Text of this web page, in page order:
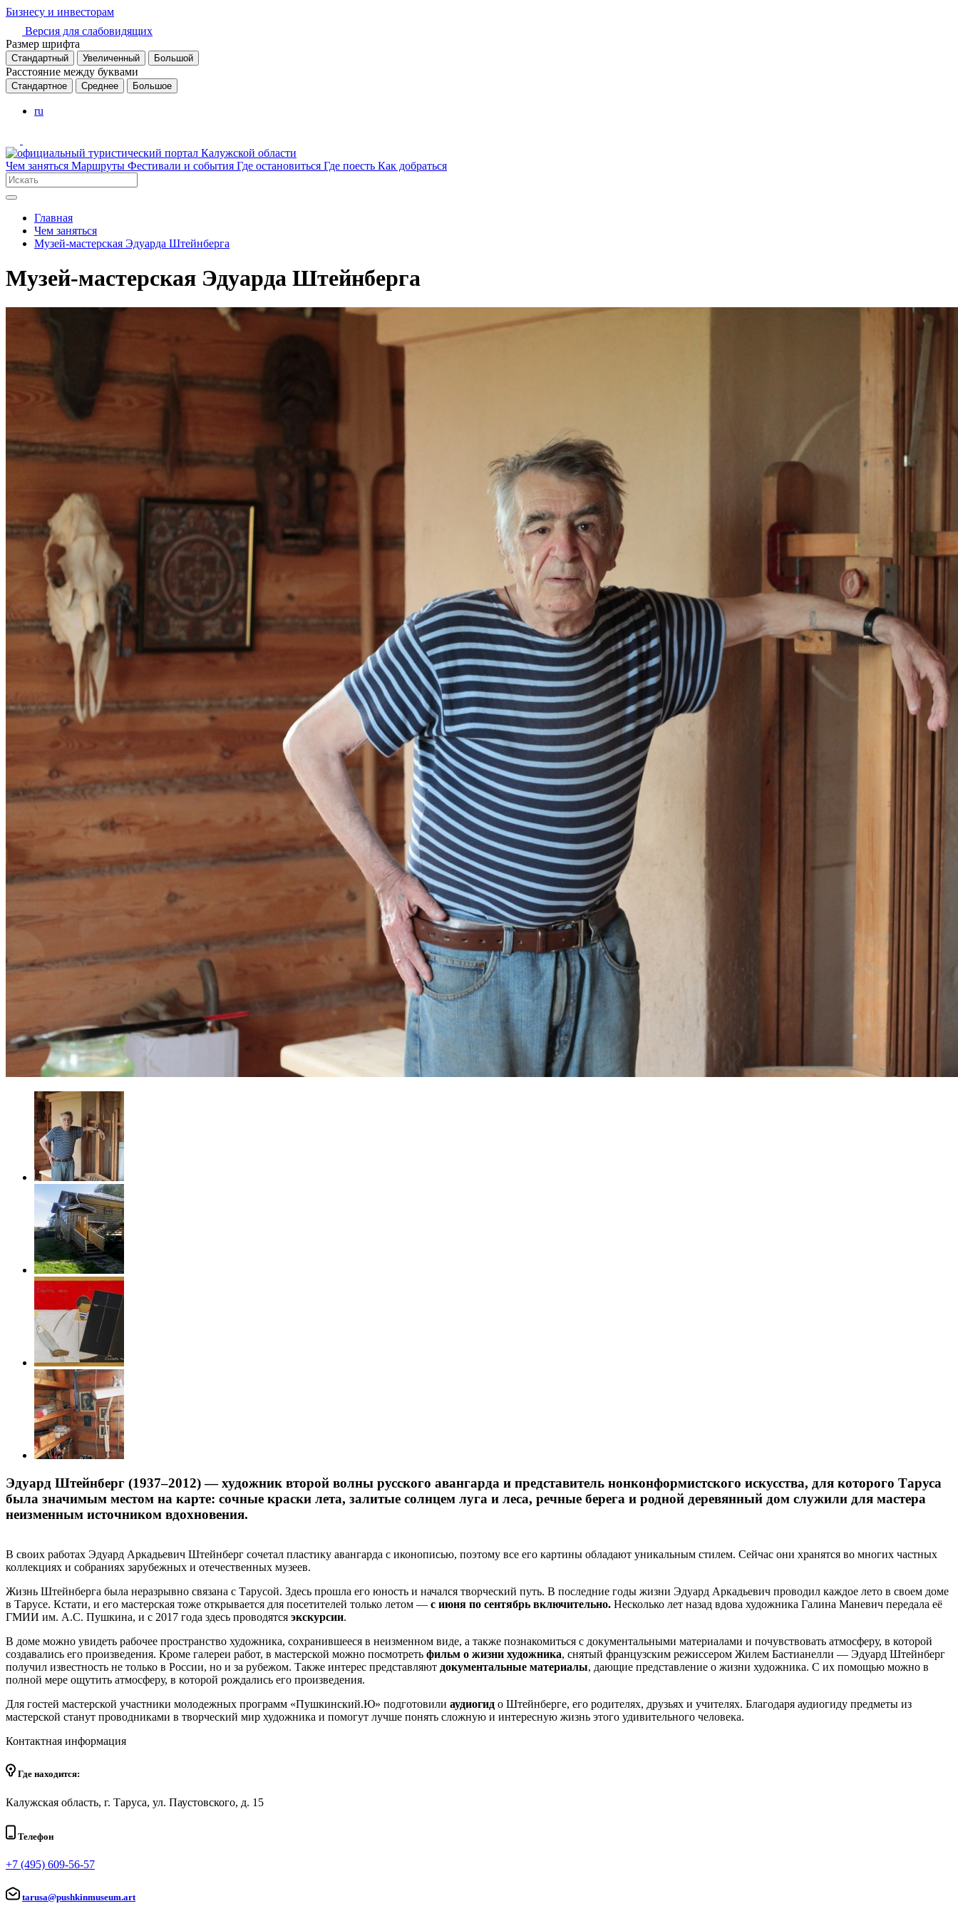
Бизнесу и инвесторам
Версия для слабовидящих
Размер шрифта
Стандартный Увеличенный Большой
Расстояние между буквами
Стандартное Среднее Большое
ru
Чем заняться Маршруты Фестивали и события Где остановиться Где поесть Как добраться
Главная
Чем заняться
Музей-мастерская Эдуарда Штейнберга
Музей-мастерская Эдуарда Штейнберга
Эдуард Штейнберг (1937–2012) — художник второй волны русского авангарда и представитель нонконформистского искусства, для которого Таруса
была значимым местом на карте: сочные краски лета, залитые солнцем луга и леса, речные берега и родной деревянный дом служили для мастера
неизменным источником вдохновения.
В своих работах Эдуард Аркадьевич Штейнберг сочетал пластику авангарда с иконописью, поэтому все его картины обладают уникальным стилем. Сейчас они хранятся во многих частных
коллекциях и собраниях зарубежных и отечественных музеев.
Жизнь Штейнберга была неразрывно связана с Тарусой. Здесь прошла его юность и начался творческий путь. В последние годы жизни Эдуард Аркадьевич проводил каждое лето в своем доме
в Тарусе. Кстати, и его мастерская тоже открывается для посетителей только летом — с июня по сентябрь включительно. Несколько лет назад вдова художника Галина Маневич передала её
ГМИИ им. А.С. Пушкина, и с 2017 года здесь проводятся экскурсии.
В доме можно увидеть рабочее пространство художника, сохранившееся в неизменном виде, а также познакомиться с документальными материалами и почувствовать атмосферу, в которой
создавались его произведения. Кроме галереи работ, в мастерской можно посмотреть фильм о жизни художника, снятый французским режиссером Жилем Бастианелли — Эдуард Штейнберг
получил известность не только в России, но и за рубежом. Также интерес представляют документальные материалы, дающие представление о жизни художника. С их помощью можно в
полной мере ощутить атмосферу, в которой рождались его произведения.
Для гостей мастерской участники молодежных программ «Пушкинский.Ю» подготовили аудиогид о Штейнберге, его родителях, друзьях и учителях. Благодаря аудиогиду предметы из
мастерской станут проводниками в творческий мир художника и помогут лучше понять сложную и интересную жизнь этого удивительного человека.
Контактная информация
Где находится:
Калужская область, г. Таруса, ул. Паустовского, д. 15
Телефон
+7 (495) 609-56-57
tarusa@pushkinmuseum.art